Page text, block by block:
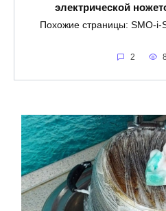
электрической
Похожие страницы: SMO-i-
2